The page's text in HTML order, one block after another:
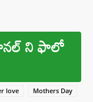
ని ఫాలో
love
Mothers Day